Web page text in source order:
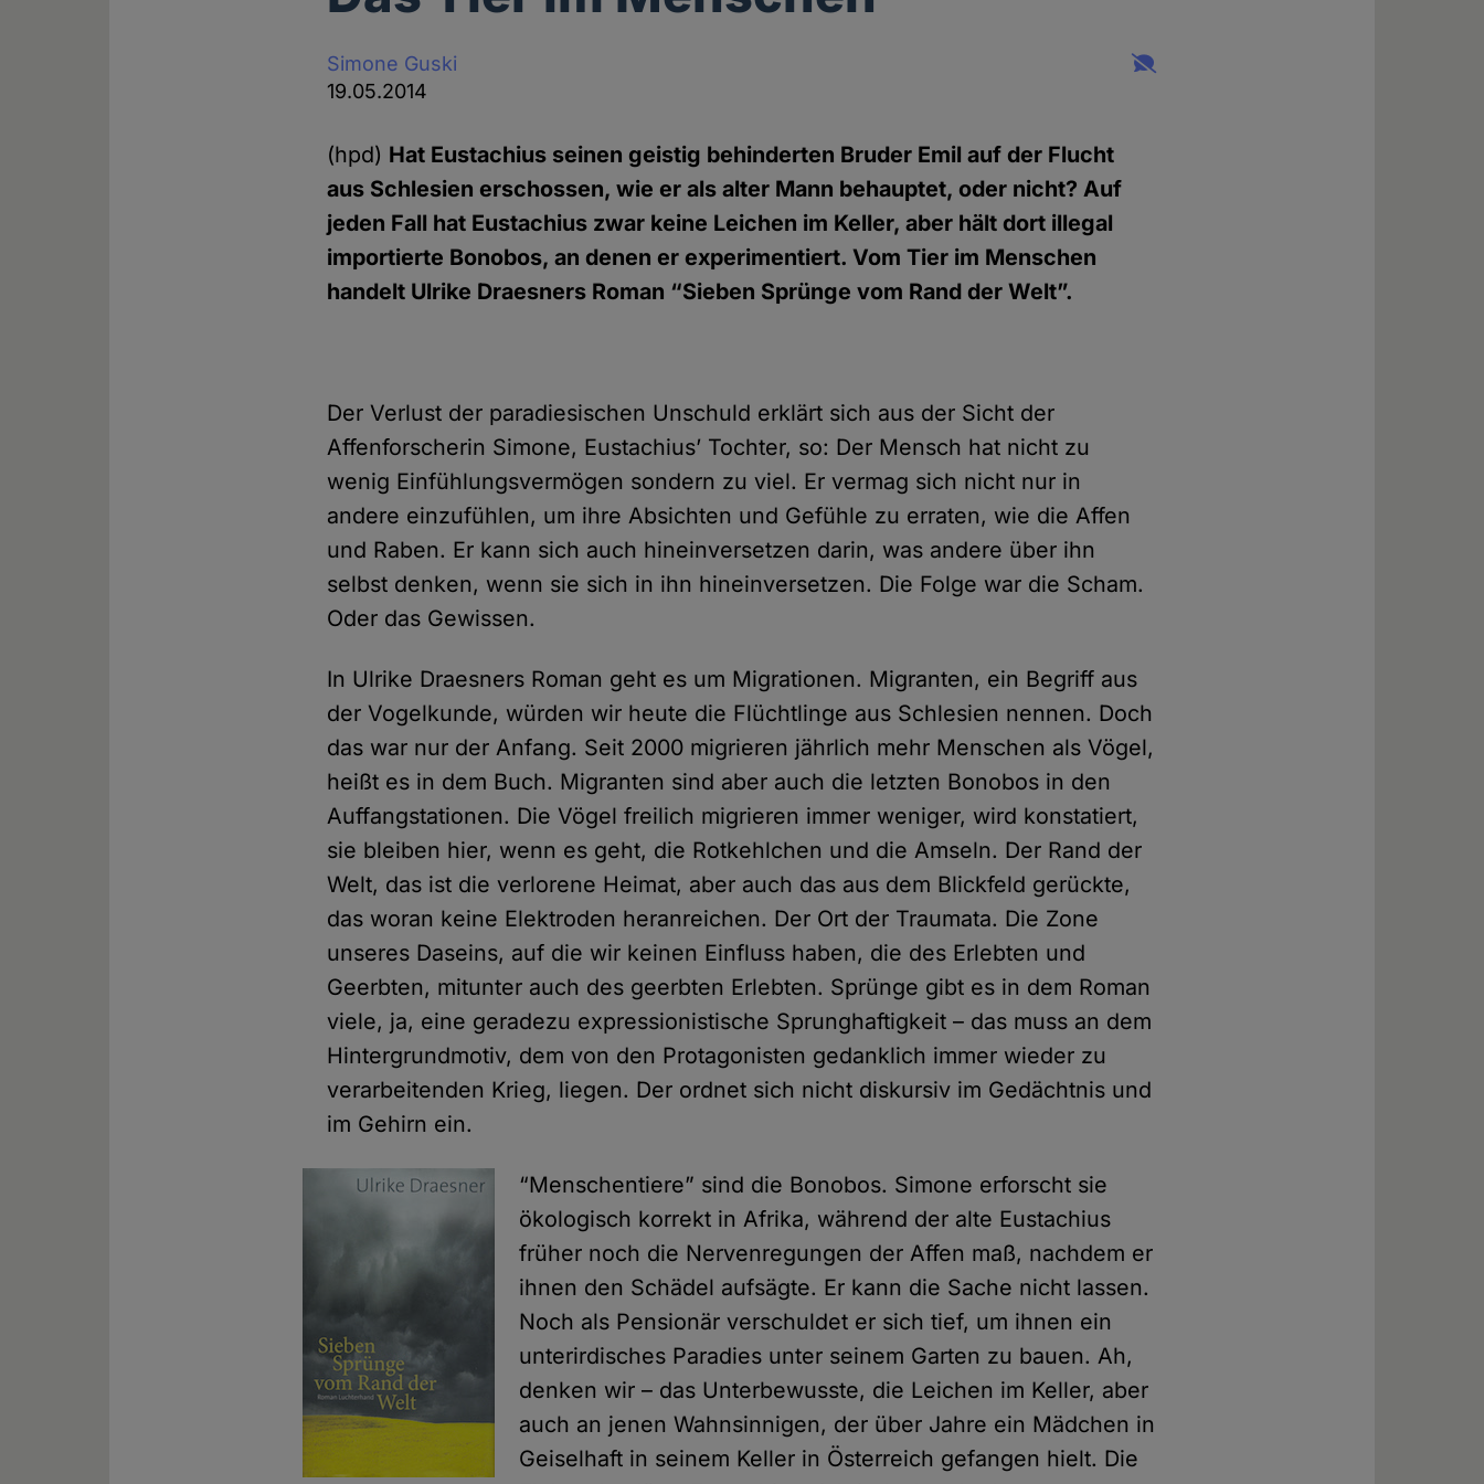
Simone Guski
19.05.2014
(hpd) Hat Eustachius seinen geistig behinderten Bruder Emil auf der Flucht
aus Schlesien erschossen, wie er als alter Mann behauptet, oder nicht? Auf
jeden Fall hat Eustachius zwar keine Leichen im Keller, aber hält dort illegal
importierte Bonobos, an denen er experimentiert. Vom Tier im Menschen
handelt Ulrike Draesners Roman “Sieben Sprünge vom Rand der Welt”.
Der Verlust der paradiesischen Unschuld erklärt sich aus der Sicht der
Affenforscherin Simone, Eustachius’ Tochter, so: Der Mensch hat nicht zu
wenig Einfühlungsvermögen sondern zu viel. Er vermag sich nicht nur in
andere einzufühlen, um ihre Absichten und Gefühle zu erraten, wie die Affen
und Raben. Er kann sich auch hineinversetzen darin, was andere über ihn
selbst denken, wenn sie sich in ihn hineinversetzen. Die Folge war die Scham.
Oder das Gewissen.
In Ulrike Draesners Roman geht es um Migrationen. Migranten, ein Begriff aus
der Vogelkunde, würden wir heute die Flüchtlinge aus Schlesien nennen. Doch
das war nur der Anfang. Seit 2000 migrieren jährlich mehr Menschen als Vögel,
heißt es in dem Buch. Migranten sind aber auch die letzten Bonobos in den
Auffangstationen. Die Vögel freilich migrieren immer weniger, wird konstatiert,
sie bleiben hier, wenn es geht, die Rotkehlchen und die Amseln. Der Rand der
Welt, das ist die verlorene Heimat, aber auch das aus dem Blickfeld gerückte,
das woran keine Elektroden heranreichen. Der Ort der Traumata. Die Zone
unseres Daseins, auf die wir keinen Einfluss haben, die des Erlebten und
Geerbten, mitunter auch des geerbten Erlebten. Sprünge gibt es in dem Roman
viele, ja, eine geradezu expressionistische Sprunghaftigkeit – das muss an dem
Hintergrundmotiv, dem von den Protagonisten gedanklich immer wieder zu
verarbeitenden Krieg, liegen. Der ordnet sich nicht diskursiv im Gedächtnis und
im Gehirn ein.
“Menschentiere” sind die Bonobos. Simone erforscht sie
ökologisch korrekt in Afrika, während der alte Eustachius
früher noch die Nervenregungen der Affen maß, nachdem er
ihnen den Schädel aufsägte. Er kann die Sache nicht lassen.
Noch als Pensionär verschuldet er sich tief, um ihnen ein
unterirdisches Paradies unter seinem Garten zu bauen. Ah,
denken wir – das Unterbewusste, die Leichen im Keller, aber
auch an jenen Wahnsinnigen, der über Jahre ein Mädchen in
Geiselhaft in seinem Keller in Österreich gefangen hielt. Die